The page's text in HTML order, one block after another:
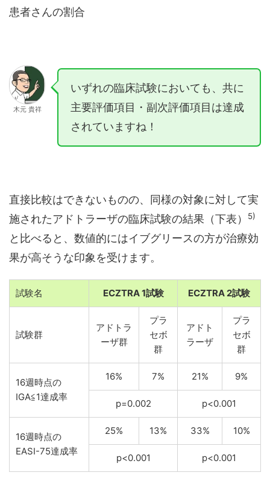
患者さんの割合
木元 貴祥
いずれの臨床試験においても、共に
主要評価項目・副次評価項目は達成
されていますね！
直接比較はできないものの、同様の対象に対して実
施されたアドトラーザの臨床試験の結果（下表）
5)
と比べると、数値的にはイブグリースの方が治療効
果が高そうな印象を受けます。
試験名 ECZTRA 1試験 ECZTRA 2試験
試験群
アドトラ
ーザ群
プラ
セボ
群
アドト
ラーザ
プラ
セボ
群
16週時点の
IGA≦1達成率
16% 7% 21% 9%
p=0.002 p<0.001
16週時点の
EASI-75達成率
25% 13% 33% 10%
p<0.001 p<0.001